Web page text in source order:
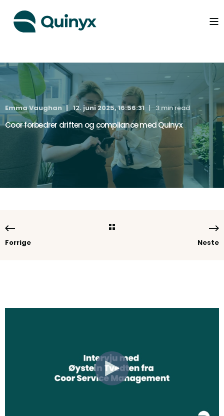
Emma Vaughan 12. juni 2025, 16:56:31 3 min read
Coor forbedrer driften og compliance med Quinyx
Forrige Neste